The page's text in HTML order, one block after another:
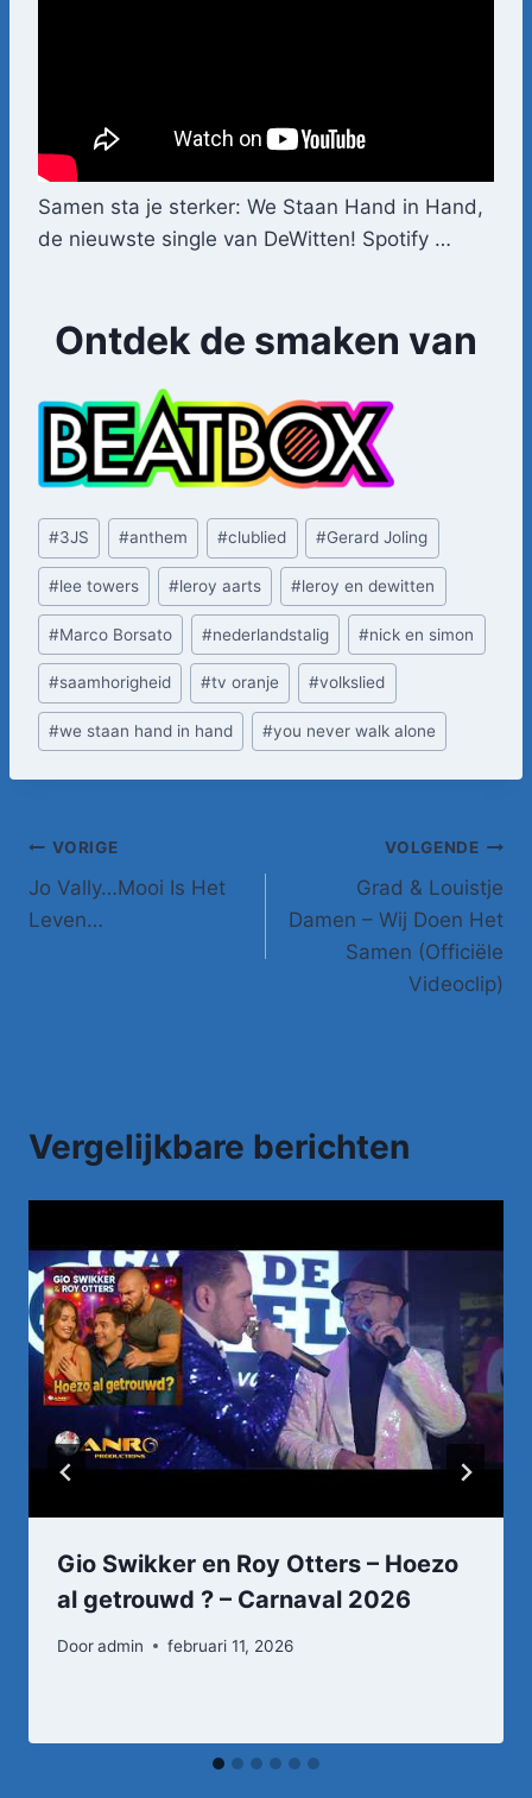
Samen sta je sterker: We Staan Hand in Hand,
de nieuwste single van DeWitten! Spotify …
Ontdek de smaken van
Bericht
tags:
#3JS #anthem #clublied #Gerard Joling
#lee towers #leroy aarts #leroy en dewitten
#Marco Borsato #nederlandstalig #nick en simon
#saamhorigheid #tv oranje #volkslied
#we staan hand in hand #you never walk alone
Bericht
navigatie
VORIGE
Jo Vally…Mooi Is Het
Leven…
VOLGENDE
Grad & Louistje
Damen – Wij Doen Het
Samen (Officiële
Videoclip)
Vergelijkbare berichten
Gio Swikker en Roy Otters – Hoezo
al getrouwd ? – Carnaval 2026
Dooradmin februari 11, 2026